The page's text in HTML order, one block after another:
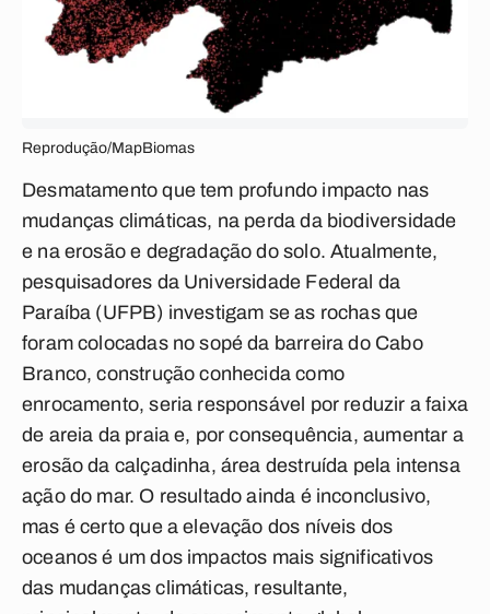
Reprodução/MapBiomas
Desmatamento que tem profundo impacto nas
mudanças climáticas, na perda da biodiversidade
e na erosão e degradação do solo. Atualmente,
pesquisadores da Universidade Federal da
Paraíba (UFPB) investigam se as rochas que
foram colocadas no sopé da barreira do Cabo
Branco, construção conhecida como
enrocamento, seria responsável por reduzir a faixa
de areia da praia e, por consequência, aumentar a
erosão da calçadinha, área destruída pela intensa
ação do mar. O resultado ainda é inconclusivo,
mas é certo que a elevação dos níveis dos
oceanos é um dos impactos mais significativos
das mudanças climáticas, resultante,